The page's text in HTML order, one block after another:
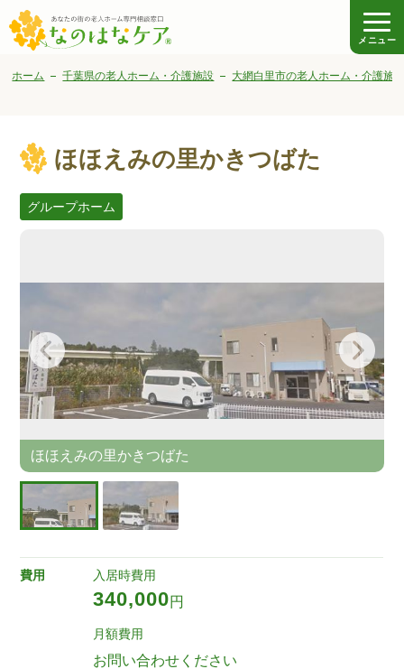
メニュー
ホーム 千葉県の老人ホーム・介護施設 大網白里市の老人ホーム・介護施
ほほえみの里かきつばた
グループホーム
ほほえみの里かきつばた
費用 入居時費用
340,000円
月額費用
お問い合わせください